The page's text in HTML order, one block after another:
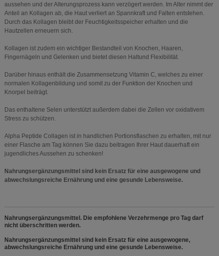
aussehen und der Alterungsprozess kann verzögert werden. Im Alter nimmt der
Anteil an Kollagen ab, die Haut verliert an Spannkraft und Falten entstehen.
Durch das Kollagen bleibt der Feuchtigkeitsspeicher erhalten und die
Hautzellen erneuern sich.
Kollagen ist zudem ein wichtiger Bestandteil von Knochen, Haaren,
Fingernägeln und Gelenken und bietet diesen Haltund Flexibilität.
Darüber hinaus enthält die Zusammensetzung Vitamin C, welches zu einer
normalen Kollagenbildung und somit zu der Funktion der Knochen und
Knorpel beiträgt.
Das enthaltene Selen unterstützt außerdem dabei die Zellen vor oxidativem
Stress zu schützen.
Alpha Peptide Collagen ist in handlichen Portionsflaschen zu erhalten, mit nur
einer Flasche am Tag können Sie dazu beitragen Ihrer Haut dauerhaft ein
jugendliches Aussehen zu schenken!
Nahrungsergänzungsmittel sind kein Ersatz für eine ausgewogene und
abwechslungsreiche Ernährung und eine gesunde Lebensweise.
Nahrungsergänzungsmittel. Die empfohlene Verzehrmenge pro Tag darf
nicht überschritten werden.
Nahrungsergänzungsmittel sind kein Ersatz für eine ausgewogene,
abwechslungsreiche Ernährung und eine gesunde Lebensweise.